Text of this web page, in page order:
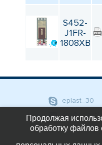
S452-
J1FR-
1808XB
eplast_30
Продолжая
обработку файлов